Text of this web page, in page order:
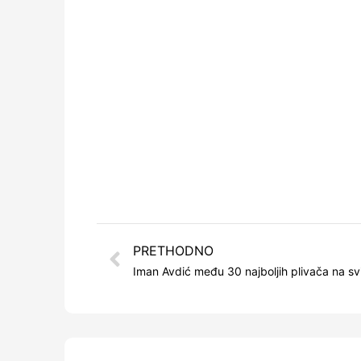
PRETHODNO
Iman Avdić među 30 najboljih plivača na